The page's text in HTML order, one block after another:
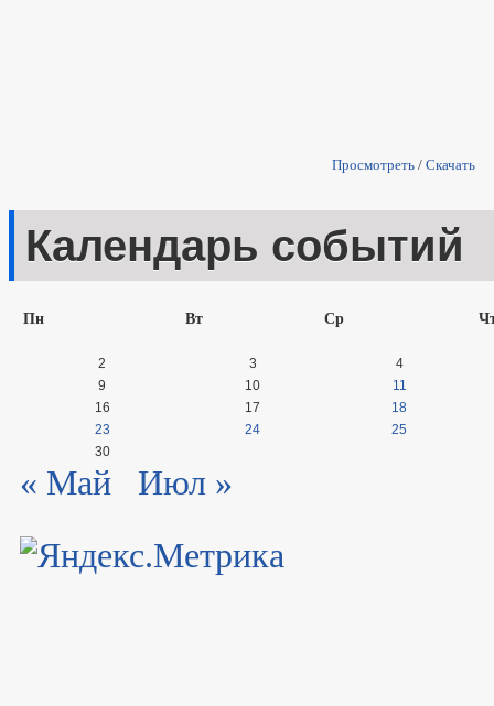
Просмотреть / Скачать
Календарь событий
Пн Вт Ср
2 3
4
9
10
11
16
17
18
23
24
25
30
« Май Июл »